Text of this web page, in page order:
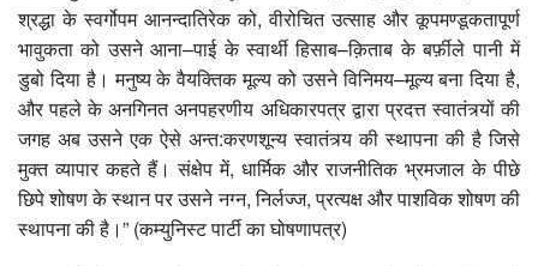
श्रद्धा के स्वर्गोपम आनन्दातिरेक को, वीरोचित उत्साह और कूपमण्डूकतापूर्ण
भावुकता को उसने आना–पाई के स्वार्थी हिसाब–क़िताब के बर्फ़ीले पानी में
डुबो दिया है। मनुष्य के वैयक्तिक मूल्य को उसने विनिमय–मूल्य बना दिया है,
और पहले के अनगिनत अनपहरणीय अधिकारपत्र द्वारा प्रदत्त स्वातंत्र्यों की
जगह अब उसने एक ऐसे अन्त:करणशून्य स्वातंत्र्य की स्थापना की है जिसे
मुक्त व्यापार कहते हैं। संक्षेप में, धार्मिक और राजनीतिक भ्रमजाल के पीछे
छिपे शोषण के स्थान पर उसने नग्न, निर्लज्ज, प्रत्यक्ष और पाशविक शोषण की
स्थापना की है।” (कम्युनिस्ट पार्टी का घोषणापत्र)